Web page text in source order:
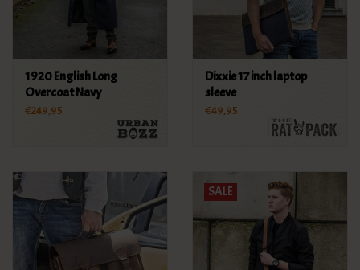
1920 English Long
Overcoat Navy
€249,95
Dixxie 17 inch laptop
sleeve
€49,95
SALE